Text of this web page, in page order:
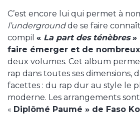
C’est encore lui qui permet à
l’undergroundde se faire
compil « La part des ténèbres»
faire émerger et de
deux volumes. Cet album
rap dans toutes ses dimensions,
facettes : du rap dur au style le
moderne. Les arrangements
« Diplômé Paumé » de Faso